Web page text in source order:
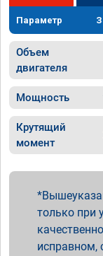
Параметр
Объем
двигателя
Мощность
Крутящий
момент
только при
исправном,